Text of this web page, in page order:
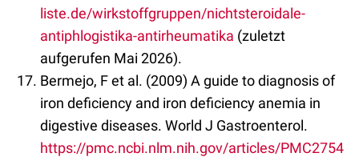
liste.de/wirkstoffgruppen/nichtsteroidale-
antiphlogistika-antirheumatika (zuletzt
aufgerufen Mai 2026).
Bermejo, F et al. (2009) A guide to diagnosis of
iron deficiency and iron deficiency anemia in
digestive diseases. World J Gastroenterol.
https://pmc.ncbi.nlm.nih.gov/articles/PMC2754